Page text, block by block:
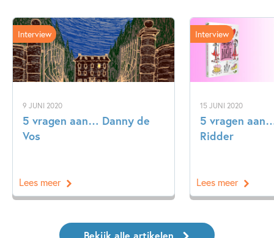
9 JUNI 2020
5 vragen aan… Danny de
Vos
Interview
Lees meer
15 JUNI 2020
5 vragen
Ridder
Interview
Lees meer
Bekijk alle artikelen